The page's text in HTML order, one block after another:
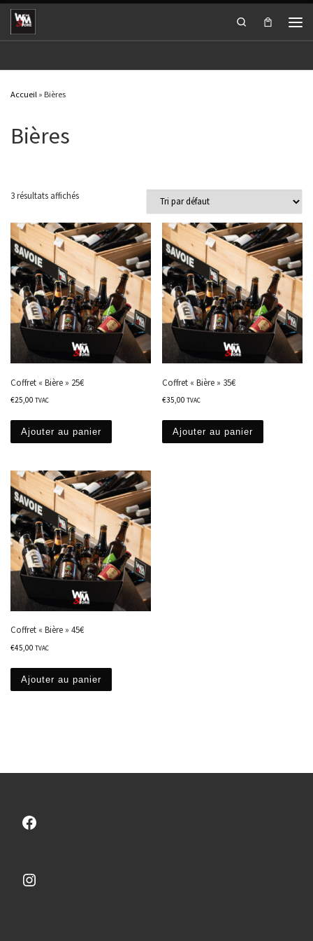
Passer au contenu
Search
Accueil » Bières
Bières
3 résultats affichés
Coffret « Bière » 25€
€25,00 TVAC
Ajouter au panier
Coffret « Bière » 35€
€35,00 TVAC
Ajouter au panier
Coffret « Bière » 45€
€45,00 TVAC
Ajouter au panier
Facebook
Instagram